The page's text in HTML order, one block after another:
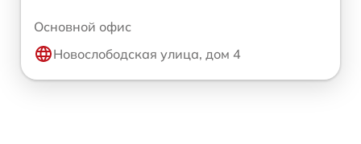
Основной офис
Новослободская улица, дом 4